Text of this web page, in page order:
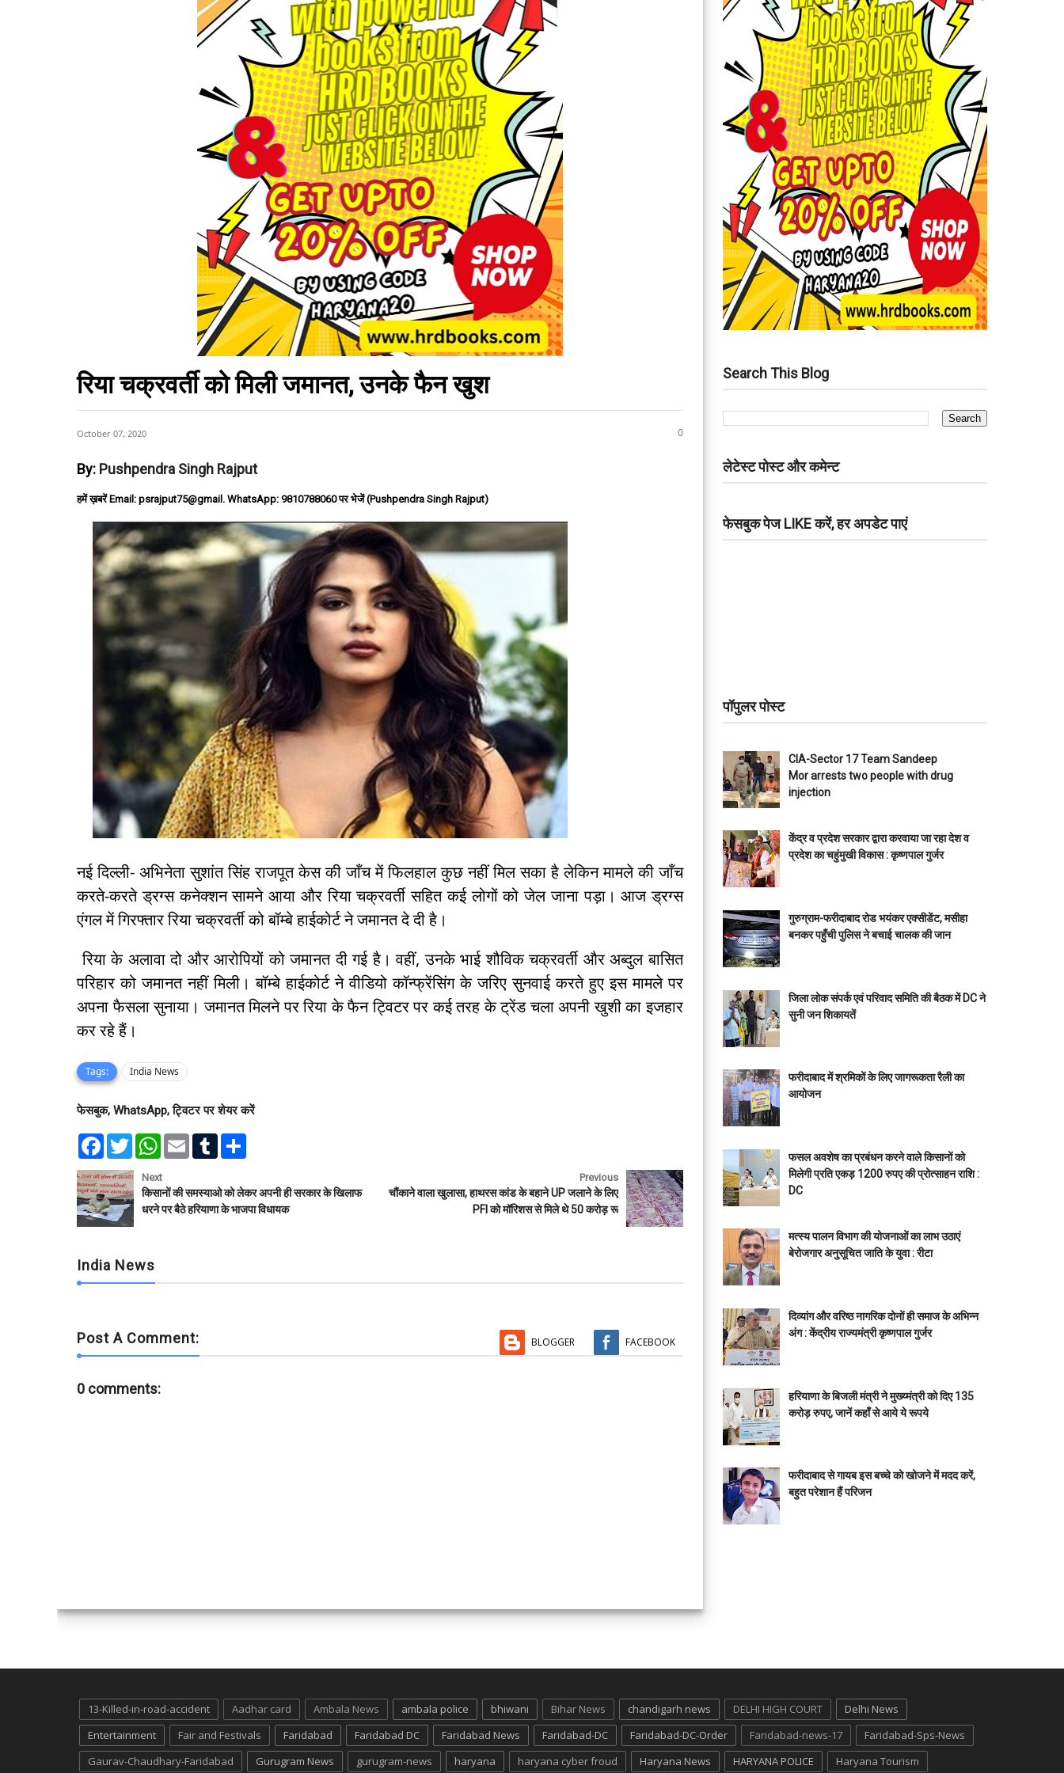
रिया चक्रवर्ती को मिली जमानत, उनके फैन खुश
October 07, 2020 0
By: Pushpendra Singh Rajput
हमें ख़बरें Email: psrajput75@gmail. WhatsApp: 9810788060 पर भेजें (Pushpendra Singh Rajput)
नई दिल्ली- अभिनेता सुशांत सिंह राजपूत केस की जाँच में फिलहाल कुछ नहीं मिल सका है लेकिन मामले की जाँच
करते-करते ड्रग्स कनेक्शन सामने आया और रिया चक्रवर्ती सहित कई लोगों को जेल जाना पड़ा। आज ड्रग्स
एंगल में गिरफ्तार रिया चक्रवर्ती को बॉम्बे हाईकोर्ट ने जमानत दे दी है।
रिया के अलावा दो और आरोपियों को जमानत दी गई है। वहीं, उनके भाई शौविक चक्रवर्ती और अब्दुल बासित
परिहार को जमानत नहीं मिली। बॉम्बे हाईकोर्ट ने वीडियो कॉन्फ्रेंसिंग के जरिए सुनवाई करते हुए इस मामले पर
अपना फैसला सुनाया। जमानत मिलने पर रिया के फैन ट्विटर पर कई तरह के ट्रेंड चला अपनी खुशी का इजहार
कर रहे हैं।
Tags: India News
फेसबुक, WhatsApp, ट्विटर पर शेयर करें
F
e
b
o
o
k
T
w
t
t
e
r
W
t
s
A
p
E
l
T
l
r
e
Next
किसानों की समस्याओ को लेकर अपनी ही सरकार के खिलाफ
धरने पर बैठे हरियाणा के भाजपा विधायक
Previous
चौंकाने वाला खुलासा, हाथरस कांड के बहाने UP जलाने के लिए
PFI को मॉरिशस से मिले थे 50 करोड़ रू
India News
Post A Comment: BLOGGER FACEBOOK
0 comments:
Search This Blog
लेटेस्ट पोस्ट और कमेन्ट
फेसबुक पेज LIKE करें, हर अपडेट पाएं
पॉपुलर पोस्ट
CIA-Sector 17 Team Sandeep
Mor arrests two people with drug
injection
केंद्र व प्रदेश सरकार द्वारा करवाया जा रहा देश व
प्रदेश का चहुंमुखी विकास : कृष्णपाल गुर्जर
गुरुग्राम-फरीदाबाद रोड भयंकर एक्सीडेंट, मसीहा
बनकर पहुँची पुलिस ने बचाई चालक की जान
जिला लोक संपर्क एवं परिवाद समिति की बैठक में DC ने
सुनी जन शिकायतें
फरीदाबाद में श्रमिकों के लिए जागरूकता रैली का
आयोजन
फसल अवशेष का प्रबंधन करने वाले किसानों को
मिलेगी प्रति एकड़ 1200 रुपए की प्रोत्साहन राशि :
DC
मत्स्य पालन विभाग की योजनाओं का लाभ उठाएं
बेरोजगार अनुसूचित जाति के युवा : रीटा
दिव्यांग और वरिष्ठ नागरिक दोनों ही समाज के अभिन्न
अंग : केंद्रीय राज्यमंत्री कृष्णपाल गुर्जर
हरियाणा के बिजली मंत्री ने मुख्य्मंत्री को दिए 135
करोड़ रुपए, जानें कहाँ से आये ये रूपये
फरीदाबाद से गायब इस बच्चे को खोजने में मदद करें,
बहुत परेशान हैं परिजन
13-Killed-in-road-accident Aadhar card Ambala News ambala police bhiwani Bihar News chandigarh news DELHI HIGH COURT
Delhi News
Entertainment
Fair and Festivals Faridabad Faridabad DC Faridabad News Faridabad-DC Faridabad-DC-Order Faridabad-news-17
Faridabad-Sps-News
Gaurav-Chaudhary-Faridabad
Gurugram News gurugram-news haryana haryana cyber froud Haryana News HARYANA POLICE Haryana Tourism